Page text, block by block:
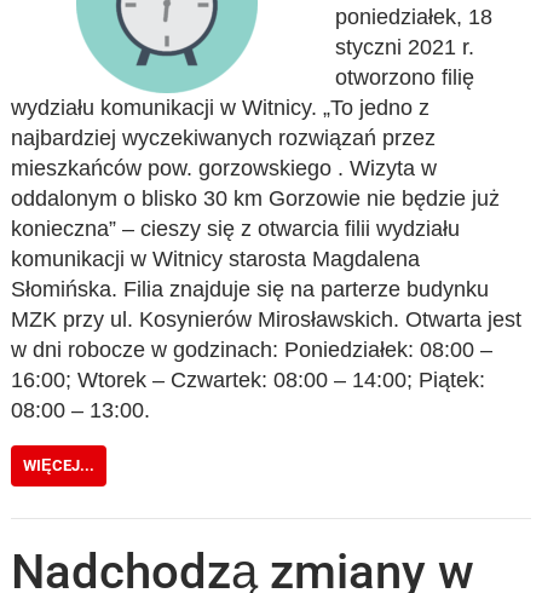
poniedziałek, 18
styczni 2021 r.
otworzono filię
wydziału komunikacji w Witnicy. „To jedno z
najbardziej wyczekiwanych rozwiązań przez
mieszkańców pow. gorzowskiego . Wizyta w
oddalonym o blisko 30 km Gorzowie nie będzie już
konieczna” – cieszy się z otwarcia filii wydziału
komunikacji w Witnicy starosta Magdalena
Słomińska. Filia znajduje się na parterze budynku
MZK przy ul. Kosynierów Mirosławskich. Otwarta jest
w dni robocze w godzinach: Poniedziałek: 08:00 –
16:00; Wtorek – Czwartek: 08:00 – 14:00; Piątek:
08:00 – 13:00.
WIĘCEJ...
Nadchodzą zmiany w